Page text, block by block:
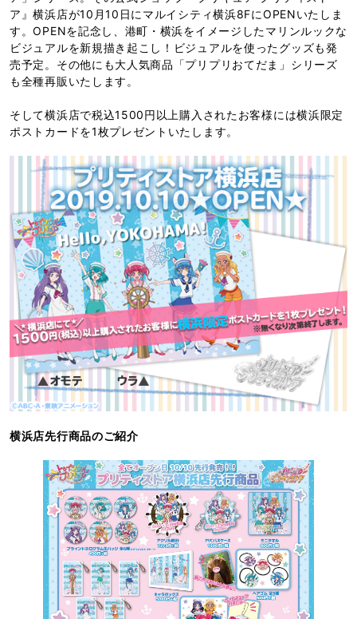
ア』横浜店が10月10日にマルイシティ横浜8FにOPENいたしま
す。OPENを記念し、港町・横浜をイメージしたマリンルックな
ビジュアルを新規描き起こし！ビジュアルを使ったグッズも発
売予定。その他にも大人気商品「プリプリおてだま」シリーズ
も全種再販いたします。
そして横浜店で税込1500円以上購入されたお客様には横浜限定
ポストカードを1枚プレゼントいたします。
横浜店先行商品のご紹介